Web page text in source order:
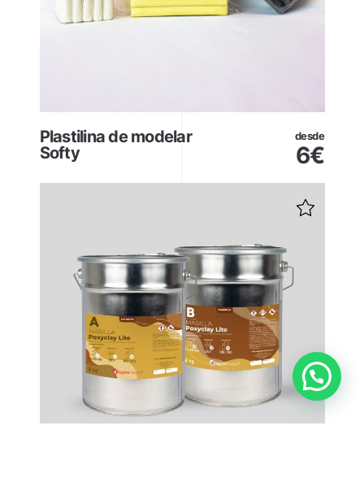
Plastilina de modelar
Softy
desde
6€